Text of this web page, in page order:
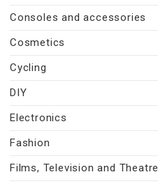
Consoles and accessories
Cosmetics
Cycling
DIY
Electronics
Fashion
Films, Television and Theatre